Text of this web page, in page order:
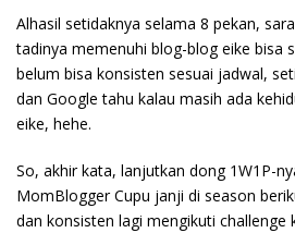
Alhasil setidaknya selama 8 pekan,
tadinya memenuhi blog-blog eike bisa
belum bisa konsisten sesuai jadwal,
dan Google tahu kalau masih ada
eike, hehe.
So, akhir kata, lanjutkan dong 1W1P-
MomBlogger Cupu janji di season
dan konsisten lagi mengikuti challenge